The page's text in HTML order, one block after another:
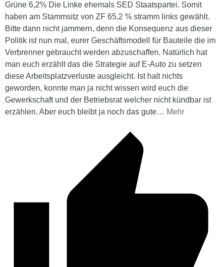
Grüne 6,2% Die Linke ehemals SED Staatspartei. Somit
haben am Stammsitz von ZF 65,2 % stramm links gewählt.
Bitte dann nicht jammern, denn die Konsequenz aus dieser
Politik ist nun mal, eurer Geschäftsmodell für Bauteile die im
Verbrenner gebraucht werden abzuschaffen. Natürlich hat
man euch erzählt das die Strategie auf E-Auto zu setzen
diese Arbeitsplatzverluste ausgleicht. Ist halt nichts
geworden, konnte man ja nicht wissen wird euch die
Gewerkschaft und der Betriebsrat welcher nicht kündbar ist
erzählen. Aber euch bleibt ja noch das gute… Mehr